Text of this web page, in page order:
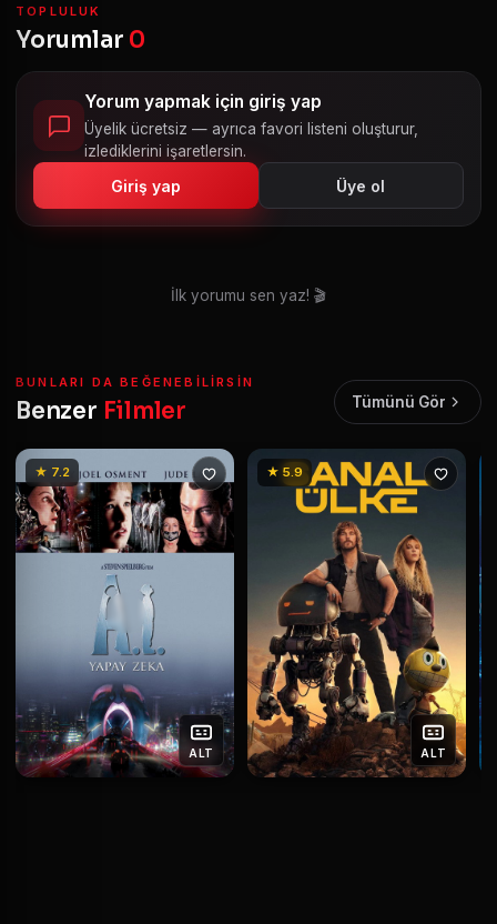
TOPLULUK
Yorumlar 0
Yorum yapmak için giriş yap
Üyelik ücretsiz — ayrıca favori listeni oluşturur,
izlediklerini işaretlersin.
Giriş yap Üye ol
İlk yorumu sen yaz! 🎬
BUNLARI DA BEĞENEBILIRSIN
Benzer Filmler Tümünü Gör
★ 7.2
ALT
★ 5.9
ALT